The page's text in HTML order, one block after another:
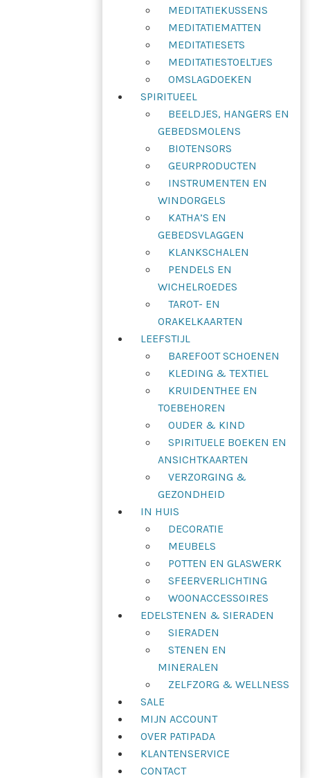
MEDITATIEKUSSENS
MEDITATIEMATTEN
MEDITATIESETS
MEDITATIESTOELTJES
OMSLAGDOEKEN
SPIRITUEEL
BEELDJES, HANGERS EN
GEBEDSMOLENS
BIOTENSORS
GEURPRODUCTEN
INSTRUMENTEN EN
WINDORGELS
KATHA’S EN
GEBEDSVLAGGEN
KLANKSCHALEN
PENDELS EN
WICHELROEDES
TAROT- EN
ORAKELKAARTEN
LEEFSTIJL
BAREFOOT SCHOENEN
KLEDING & TEXTIEL
KRUIDENTHEE EN
TOEBEHOREN
OUDER & KIND
SPIRITUELE BOEKEN EN
ANSICHTKAARTEN
VERZORGING &
GEZONDHEID
IN HUIS
DECORATIE
MEUBELS
POTTEN EN GLASWERK
SFEERVERLICHTING
WOONACCESSOIRES
EDELSTENEN & SIERADEN
SIERADEN
STENEN EN
MINERALEN
ZELFZORG & WELLNESS
SALE
MIJN ACCOUNT
OVER PATIPADA
KLANTENSERVICE
CONTACT